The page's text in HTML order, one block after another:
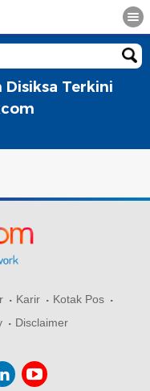
Terkini
Karir
Kotak Pos
Disclaimer